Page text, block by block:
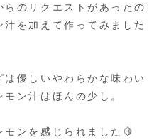
らのリクエストがあったの
を加えて作ってみました
優しいやわらかな味わい
ン汁はほんの少し。
ンを感じられました🍋